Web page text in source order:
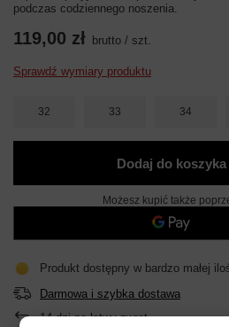
podczas codziennego noszenia.
119,00 zł brutto / szt.
Sprawdź wymiary produktu
32 33 34
Dodaj do koszyka
Możesz kupić także
Produkt dostępny w bardzo małej
Darmowa i szybka dostawa
14dni na łatwy zwrot